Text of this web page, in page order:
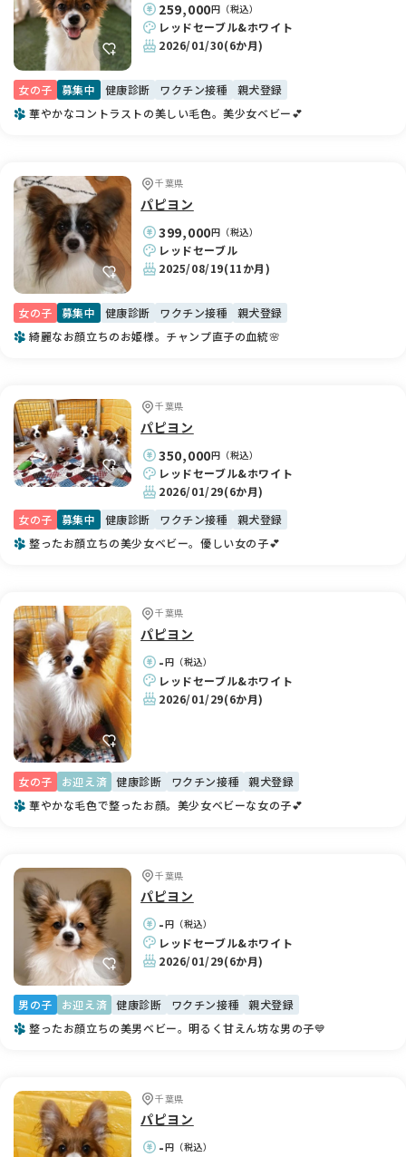
259,000円（税込）
レッドセーブル&ホワイト
2026/01/30(6か月)
女の子 募集中 健康診断 ワクチン接種
親犬登録
華やかなコントラストの美しい毛色。美少女ベビー💕
千葉県
パピヨン
399,000円（税込）
レッドセーブル
2025/08/19(11か月)
女の子 募集中 健康診断 ワクチン接種
親犬登録
綺麗なお顔立ちのお姫様。チャンプ直子の血統🌸
千葉県
パピヨン
350,000円（税込）
レッドセーブル&ホワイト
2026/01/29(6か月)
女の子
募集中 健康診断 ワクチン接種
親犬登録
整ったお顔立ちの美少女ベビー。優しい女の子💕
千葉県
パピヨン
-円（税込）
レッドセーブル&ホワイト
2026/01/29(6か月)
女の子 お迎え済 健康診断 ワクチン接種
親犬登録
華やかな毛色で整ったお顔。美少女ベビーな女の子💕
千葉県
パピヨン
-円（税込）
レッドセーブル&ホワイト
2026/01/29(6か月)
男の子 お迎え済 健康診断 ワクチン接種
親犬登録
整ったお顔立ちの美男ベビー。明るく甘えん坊な男の子💙
千葉県
パピヨン
-円（税込）